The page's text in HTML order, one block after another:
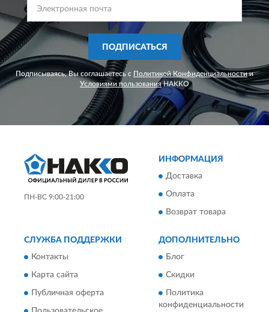
ПОДПИСАТЬСЯ
Подписываясь, Вы соглашаетесь с Политикой Конфиденциальности и
Условиями пользованияHAKKO
ПН-ВС 9:00-21:00
ИНФОРМАЦИЯ
Доставка
Оплата
Возврат товара
СЛУЖБА ПОДДЕРЖКИ
Контакты
Карта сайта
Публичная оферта
ДОПОЛНИТЕЛЬНО
Блог
Скидки
Политика
конфиденциальности